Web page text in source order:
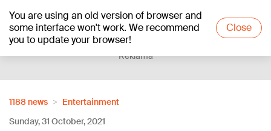
You are using an old version of browser and
some interface won't work. We recommend
you to update your browser!
Close
+23°C
Reklāma
1188 news
Entertainment
Sunday, 31 October, 2021